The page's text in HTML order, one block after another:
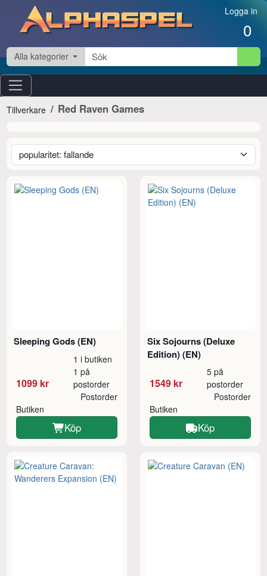
Hoppa till innehåll Logga in
0
Alla kategorier
Tillverkare Red Raven Games
Sleeping Gods (EN)
1099 kr
1 i butiken
1 på
postorder
Butiken
Postorder
Köp
Six Sojourns (Deluxe
Edition) (EN)
1549 kr
5 på
postorder
Butiken
Postorder
Köp